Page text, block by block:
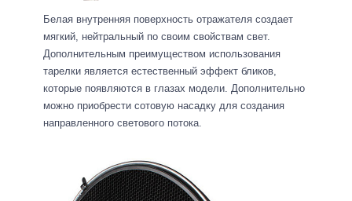
Белая внутренняя поверхность отражателя создает
мягкий, нейтральный по своим свойствам свет.
Дополнительным преимуществом использования
тарелки является естественный эффект бликов,
которые появляются в глазах модели. Дополнительно
можно приобрести сотовую насадку для создания
направленного светового потока.